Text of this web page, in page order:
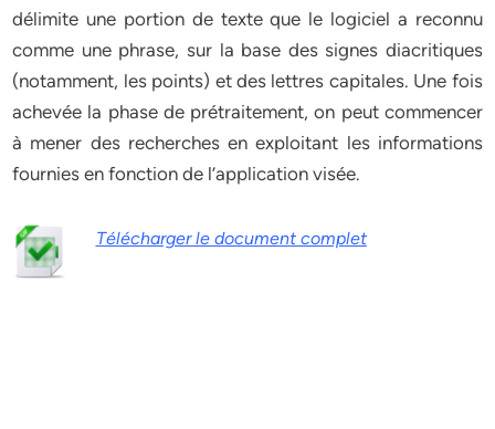
délimite une portion de texte que le logiciel a reconnu
comme une phrase, sur la base des signes diacritiques
(notamment, les points) et des lettres capitales. Une fois
achevée la phase de prétraitement, on peut commencer
à mener des recherches en exploitant les informations
fournies en fonction de l’application visée.
Télécharger le document complet